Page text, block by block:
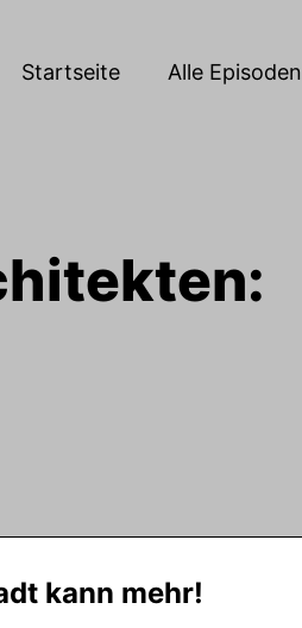
Startseite Alle Episoden